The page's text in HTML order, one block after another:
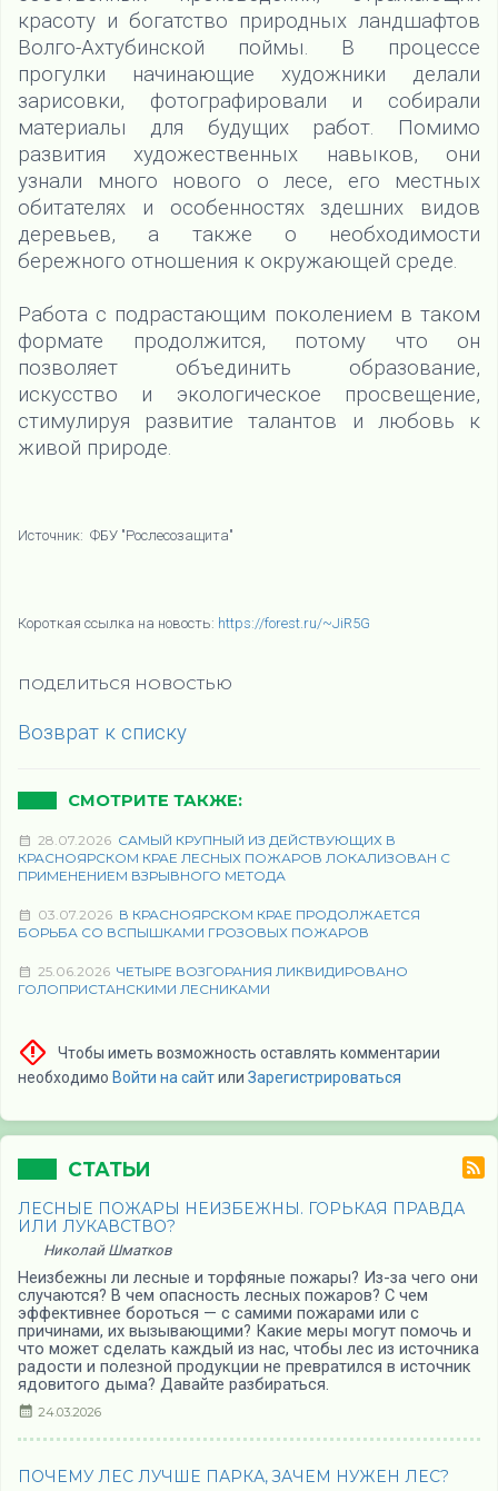
красоту и богатство природных ландшафтов
Волго-Ахтубинской поймы. В процессе
прогулки начинающие художники делали
зарисовки, фотографировали и собирали
материалы для будущих работ. Помимо
развития художественных навыков, они
узнали много нового о лесе, его местных
обитателях и особенностях здешних видов
деревьев, а также о необходимости
бережного отношения к окружающей среде.
Работа с подрастающим поколением в таком
формате продолжится, потому что он
позволяет объединить образование,
искусство и экологическое просвещение,
стимулируя развитие талантов и любовь к
живой природе.
Источник: ФБУ "Рослесозащита"
Короткая ссылка на новость: https://forest.ru/~JiR5G
ПОДЕЛИТЬСЯ НОВОСТЬЮ
Возврат к списку
СМОТРИТЕ ТАКЖЕ:
28.07.2026 САМЫЙ КРУПНЫЙ ИЗ ДЕЙСТВУЮЩИХ В
КРАСНОЯРСКОМ КРАЕ ЛЕСНЫХ ПОЖАРОВ ЛОКАЛИЗОВАН С
ПРИМЕНЕНИЕМ ВЗРЫВНОГО МЕТОДА
03.07.2026 В КРАСНОЯРСКОМ КРАЕ ПРОДОЛЖАЕТСЯ
БОРЬБА СО ВСПЫШКАМИ ГРОЗОВЫХ ПОЖАРОВ
25.06.2026 ЧЕТЫРЕ ВОЗГОРАНИЯ ЛИКВИДИРОВАНО
ГОЛОПРИСТАНСКИМИ ЛЕСНИКАМИ
Чтобы иметь возможность оставлять комментарии
необходимо Войти на сайтили Зарегистрироваться
СТАТЬИ
ЛЕСНЫЕ ПОЖАРЫ НЕИЗБЕЖНЫ. ГОРЬКАЯ ПРАВДА
ИЛИ ЛУКАВСТВО?
Николай Шматков
Неизбежны ли лесные и торфяные пожары? Из-за чего они
случаются? В чем опасность лесных пожаров? С чем
эффективнее бороться — с самими пожарами или с
причинами, их вызывающими? Какие меры могут помочь и
что может сделать каждый из нас, чтобы лес из источника
радости и полезной продукции не превратился в источник
ядовитого дыма? Давайте разбираться.
24.03.2026
ПОЧЕМУ ЛЕС ЛУЧШЕ ПАРКА, ЗАЧЕМ НУЖЕН ЛЕС?